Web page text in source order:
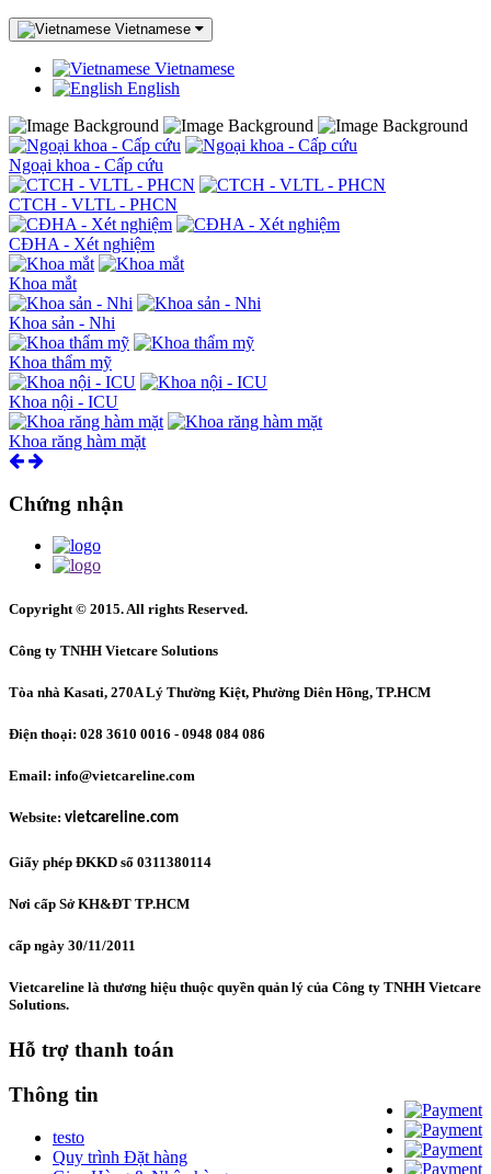
Vietnamese
Vietnamese
English
Ngoại khoa - Cấp cứu
CTCH - VLTL - PHCN
CĐHA - Xét nghiệm
Khoa mắt
Khoa sản - Nhi
Khoa thẩm mỹ
Khoa nội - ICU
Khoa răng hàm mặt
Chứng nhận
Copyright © 2015. All rights Reserved.
Công ty TNHH Vietcare Solutions
Tòa nhà Kasati, 270A Lý Thường Kiệt, Phường Diên Hồng, TP.HCM
Điện thoại: 028 3610 0016 - 0948 084 086
Email: info@vietcareline.com
Website: vietcareline.com
Giấy phép ĐKKD số 0311380114
Nơi cấp Sở KH&ĐT TP.HCM
cấp ngày 30/11/2011
Vietcareline là thương hiệu thuộc quyền quản lý của Công ty TNHH Vietcare
Solutions.
Hỗ trợ thanh toán
Thông tin
testo
Quy trình Đặt hàng